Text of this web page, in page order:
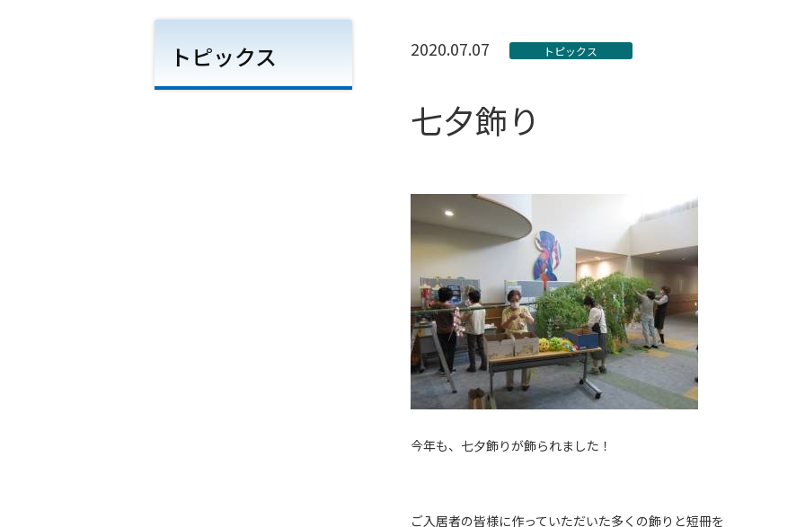
2020.07.07 トピックス
七夕飾り
今年も、七夕飾りが飾られました！
ご入居者の皆様に作っていただいた多くの飾りと短冊を
トピックス